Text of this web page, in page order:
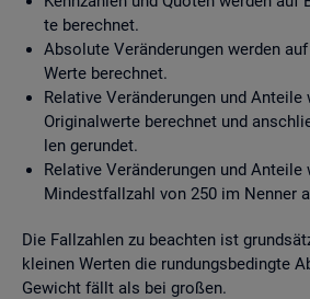
te be­rech­net.
Ab­so­lu­te Ver­än­de­run­gen wer­den
Werte be­rech­net.
Re­la­ti­ve Ver­än­de­run­gen und
Ori­gi­nal­wer­te be­rech­net und
len ge­run­det.
Re­la­ti­ve Ver­än­de­run­gen und
Min­dest­fall­zahl von 250 im Nen­ner
Die Fall­zah­len zu be­ach­ten ist
klei­nen Wer­ten die run­dungs­be­ding­te
Ge­wicht fällt als bei gro­ßen.